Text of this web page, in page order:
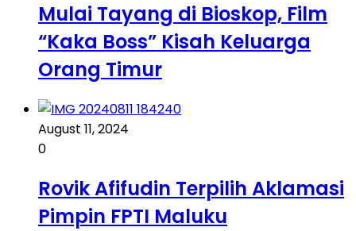
Mulai Tayang di Bioskop, Film
“Kaka Boss” Kisah Keluarga
Orang Timur
August 11, 2024
0
Rovik Afifudin Terpilih Aklamasi
Pimpin FPTI Maluku